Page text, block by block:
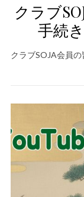
クラブ
手続
クラブSOJA会員